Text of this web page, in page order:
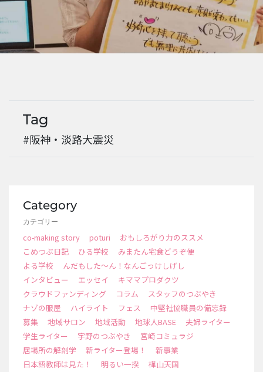
EVENTS
Tag
#阪神・淡路大震災
Category
カテゴリー
co-making story poturi
おもしろがり力のススメ
こめつぶ日記
ひる学校
みまたん宅食どうぞ便
よる学校
んだもした～ん！なんごっけしげし
インタビュー
エッセイ
キママプロダクツ
クラウドファンディング
コラム
スタッフのつぶやき
ナゾの服屋
ハイライト フェス
中堅社協職員の備忘録
募集
地域サロン 地域活動 地球人BASE
夫婦ライター
学生ライター
宇野のつぶやき
宮崎コミュラジ
居場所の解剖学
新ライター登場！
新事業
日本語教師は見た！
明るい一揆
樺山天国